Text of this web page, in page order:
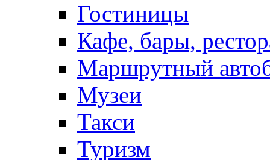
Гостиницы
Кафе, бары,
Маршрутный
Музеи
Такси
Туризм